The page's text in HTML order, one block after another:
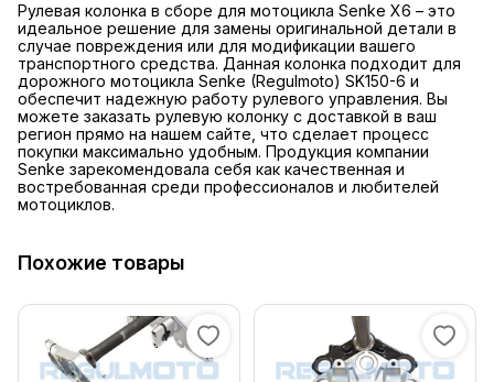
Рулевая колонка в сборе для мотоцикла Senke X6 – это
идеальное решение для замены оригинальной детали в
случае повреждения или для модификации вашего
транспортного средства. Данная колонка подходит для
дорожного мотоцикла Senke (Regulmoto) SK150-6 и
обеспечит надежную работу рулевого управления. Вы
можете заказать рулевую колонку с доставкой в ваш
регион прямо на нашем сайте, что сделает процесс
покупки максимально удобным. Продукция компании
Senke зарекомендовала себя как качественная и
востребованная среди профессионалов и любителей
мотоциклов.
Похожие товары